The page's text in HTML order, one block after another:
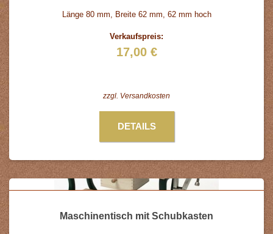
Länge 80 mm, Breite 62 mm, 62 mm hoch
Verkaufspreis:
17,00 €
zzgl. Versandkosten
DETAILS
Maschinentisch mit Schubkasten